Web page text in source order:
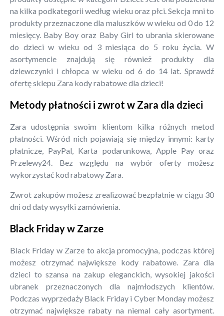
na kilka podkategorii według wieku oraz płci. Sekcja mni to
produkty przeznaczone dla maluszków w wieku od 0 do 12
miesięcy. Baby Boy oraz Baby Girl to ubrania skierowane
do dzieci w wieku od 3 miesiąca do 5 roku życia. W
asortymencie znajdują się również produkty dla
dziewczynki i chłopca w wieku od 6 do 14 lat. Sprawdź
ofertę sklepu Zara kody rabatowe dla dzieci!
Metody płatności i zwrot w Zara dla dzieci
Zara udostępnia swoim klientom kilka różnych metod
płatności. Wśród nich pojawiają się między innymi: karty
płatnicze, PayPal, Karta podarunkowa, Apple Pay oraz
Przelewy24. Bez względu na wybór oferty możesz
wykorzystać kod rabatowy Zara.
Zwrot zakupów możesz zrealizować bezpłatnie w ciągu 30
dni od daty wysyłki zamówienia.
Black Friday w Zarze
Black Friday w Zarze to akcja promocyjna, podczas której
możesz otrzymać największe kody rabatowe. Zara dla
dzieci to szansa na zakup eleganckich, wysokiej jakości
ubranek przeznaczonych dla najmłodszych klientów.
Podczas wyprzedaży Black Friday i Cyber Monday możesz
otrzymać największe rabaty na niemal cały asortyment.